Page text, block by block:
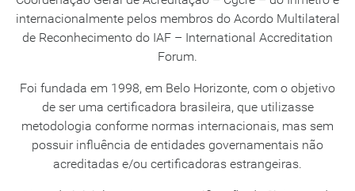
internacionalmente pelos membros do Acordo Multilateral
de Reconhecimento do IAF – International Accreditation
Forum.
Foi fundada em 1998, em Belo Horizonte, com o objetivo
de ser uma certificadora brasileira, que utilizasse
metodologia conforme normas internacionais, mas sem
possuir influência de entidades governamentais não
acreditadas e/ou certificadoras estrangeiras.